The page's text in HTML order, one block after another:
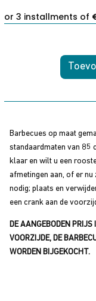
Maatwerk
met
en
crank
Barbecues op maat
standaardmaten van 85
klaar en wilt u een
afmetingen aan, of er
nodig; plaats en
een crank aan de
DE AANGEBODEN PRIJS
VOORZIJDE, DE
WORDEN BIJGEKOCHT.